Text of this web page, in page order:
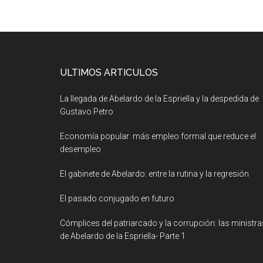
ULTIMOS ARTICULOS
La llegada de Abelardo de la Espriella y la despedida de
Gustavo Petro
Economía popular: más empleo formal que reduce el
desempleo
El gabinete de Abelardo: entre la rutina y la regresión
El pasado conjugado en futuro
Cómplices del patriarcado y la corrupción: las
de Abelardo de la Espriella- Parte 1